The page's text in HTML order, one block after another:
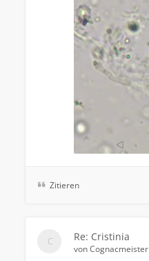
Zitieren
Re: Cristinia
vonCognacmeister